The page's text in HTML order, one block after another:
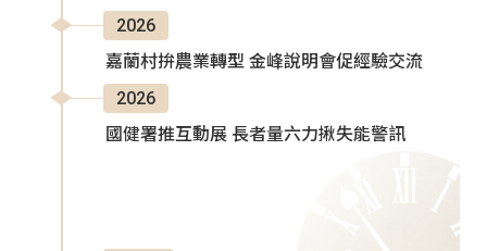
2026
嘉蘭村拚農業轉型 金峰說明會促經驗交流
2026
國健署推互動展 長者量六力揪失能警訊